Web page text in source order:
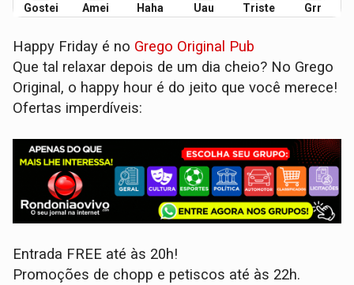
Gostei Amei Haha Uau Triste Grr
Happy Friday é no Grego Original Pub
Que tal relaxar depois de um dia cheio? No Grego
Original, o happy hour é do jeito que você merece!
Ofertas imperdíveis:
Entrada FREE até às 20h!
Promoções de chopp e petiscos até às 22h.